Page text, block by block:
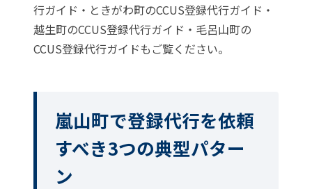
行ガイド ・ ときがわ町のCCUS登録代行ガイド ・
越生町のCCUS登録代行ガイド ・ 毛呂山町の
CCUS登録代行ガイドもご覧ください。
嵐山町で登録代行を依頼
すべき3つの典型パター
ン